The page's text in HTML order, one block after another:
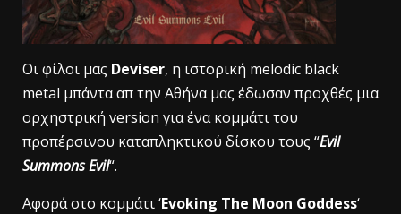
Οι φίλοι μας Deviser, η ιστορική melodic black
metal μπάντα απ την Αθήνα μας έδωσαν προχθές μια
ορχηστρική version για ένα κομμάτι του
προπέρσινου καταπληκτικού δίσκου τους “Evil
Summons Evil“.
Αφορά στο κομμάτι ‘Evoking The Moon Goddess‘